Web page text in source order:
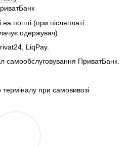
пошті (при післяплаті
одержувач)
LiqPay.
самообслуговування ПриватБанк.
при самовивозі